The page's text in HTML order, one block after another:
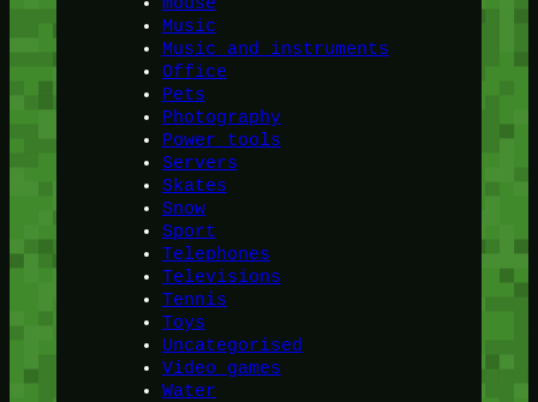
Music
Music and instruments
Office
Pets
Photography
Power tools
Servers
Skates
Snow
Sport
Telephones
Televisions
Tennis
Toys
Uncategorised
Video games
Water